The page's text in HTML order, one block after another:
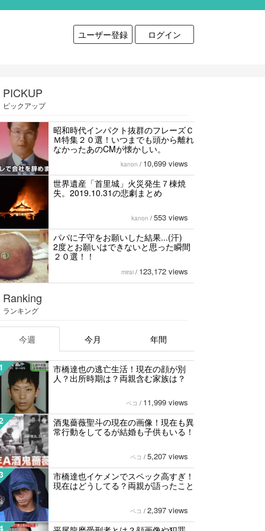
ユーザー登録 ログイン
PICKUP
ピックアップ
昭和時代インパクト抜群のフレーズＣ
Ｍ特集２０選！いつまでも頭から離れ
なかったあのCMが懐かしい。
kanon / 10,699 views
世界遺産「首里城」火災発生７棟焼
失。2019.10.31の悲劇まとめ
kanon / 553 views
パパに子守をお願いした結果...(汗)
2度とお願いはできないと思った瞬間
２０選！！
mirai / 123,172 views
Ranking
ランキング
今週 今月 年間
市橋達也の逃亡生活！現在の顔が別
人？出所時期は？両親含む家族は？
ペコ / 11,999 views
酒鬼薔薇聖斗の現在の画像！現在も異
常行動をしてるが結婚も子供もいる！
ペコ / 5,207 views
市橋達也イケメンでスペック高すぎ！
現在はどうしてる？両親が語ったこと
ペコ / 2,397 views